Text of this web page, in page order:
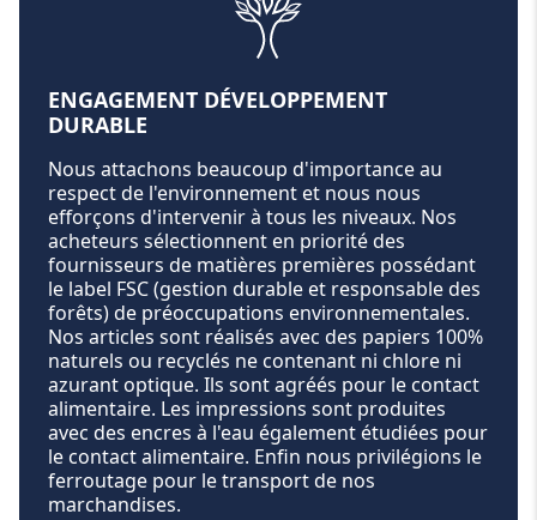
ENGAGEMENT DÉVELOPPEMENT
DURABLE
Nous attachons beaucoup d'importance au
respect de l'environnement et nous nous
efforçons d'intervenir à tous les niveaux. Nos
acheteurs sélectionnent en priorité des
fournisseurs de matières premières possédant
le label FSC (gestion durable et responsable des
forêts) de préoccupations environnementales.
Nos articles sont réalisés avec des papiers 100%
naturels ou recyclés ne contenant ni chlore ni
azurant optique. Ils sont agréés pour le contact
alimentaire. Les impressions sont produites
avec des encres à l'eau également étudiées pour
le contact alimentaire. Enfin nous privilégions le
ferroutage pour le transport de nos
marchandises.